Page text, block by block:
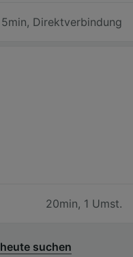
5min, Direktverbindung
20min, 1 Umst.
suchen